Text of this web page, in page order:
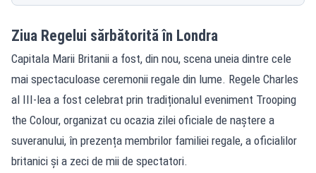
Ziua Regelui sărbătorită în Londra
Capitala Marii Britanii a fost, din nou, scena uneia dintre cele
mai spectaculoase ceremonii regale din lume. Regele Charles
al III-lea a fost celebrat prin tradiționalul eveniment Trooping
the Colour, organizat cu ocazia zilei oficiale de naștere a
suveranului, în prezența membrilor familiei regale, a oficialilor
britanici și a zeci de mii de spectatori.